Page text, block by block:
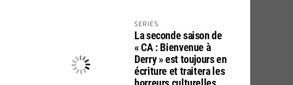
SERIES
La seconde saison de
« CA : Bienvenue à
Derry » est toujours en
écriture et traitera les